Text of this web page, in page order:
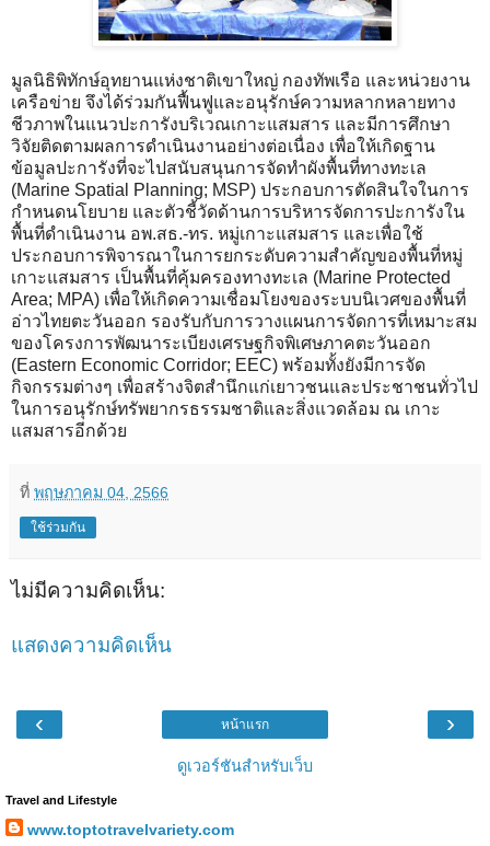
มูลนิธิพิทักษ์อุทยานแห่งชาติเขาใหญ่ กองทัพเรือ และหน่วยงาน
เครือข่าย จึงได้ร่วมกันฟื้นฟูและอนุรักษ์ความหลากหลายทาง
ชีวภาพในแนวปะการังบริเวณเกาะแสมสาร และมีการศึกษา
วิจัยติดตามผลการดำเนินงานอย่างต่อเนื่อง เพื่อให้เกิดฐาน
ข้อมูลปะการังที่จะไปสนับสนุนการจัดทำผังพื้นที่ทางทะเล
(Marine Spatial Planning; MSP) ประกอบการตัดสินใจในการ
กำหนดนโยบาย และตัวชี้วัดด้านการบริหารจัดการปะการังใน
พื้นที่ดำเนินงาน อพ.สธ.-ทร. หมู่เกาะแสมสาร และเพื่อใช้
ประกอบการพิจารณาในการยกระดับความสำคัญของพื้นที่หมู่
เกาะแสมสาร เป็นพื้นที่คุ้มครองทางทะเล (Marine Protected
Area; MPA) เพื่อให้เกิดความเชื่อมโยงของระบบนิเวศของพื้นที่
อ่าวไทยตะวันออก รองรับกับการวางแผนการจัดการที่เหมาะสม
ของโครงการพัฒนาระเบียงเศรษฐกิจพิเศษภาคตะวันออก
(Eastern Economic Corridor; EEC) พร้อมทั้งยังมีการจัด
กิจกรรมต่างๆ เพื่อสร้างจิตสำนึกแก่เยาวชนและประชาชนทั่วไป
ในการอนุรักษ์ทรัพยากรธรรมชาติและสิ่งแวดล้อม ณ เกาะ
แสมสารอีกด้วย
ที่ พฤษภาคม 04, 2566
ใช้ร่วมกัน
ไม่มีความคิดเห็น:
แสดงความคิดเห็น
‹ ›
หน้าแรก
ดูเวอร์ชันสำหรับเว็บ
Travel and Lifestyle
www.toptotravelvariety.com